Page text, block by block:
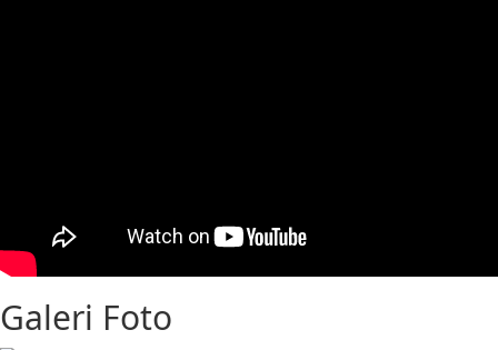
Galeri Foto